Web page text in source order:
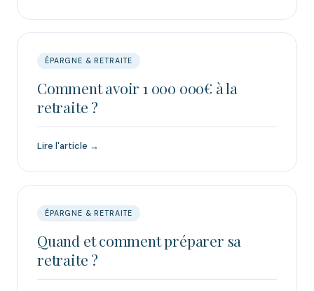
ÉPARGNE & RETRAITE
Comment avoir 1 000 000€ à la
retraite ?
Lire l'article →
ÉPARGNE & RETRAITE
Quand et comment préparer sa
retraite ?